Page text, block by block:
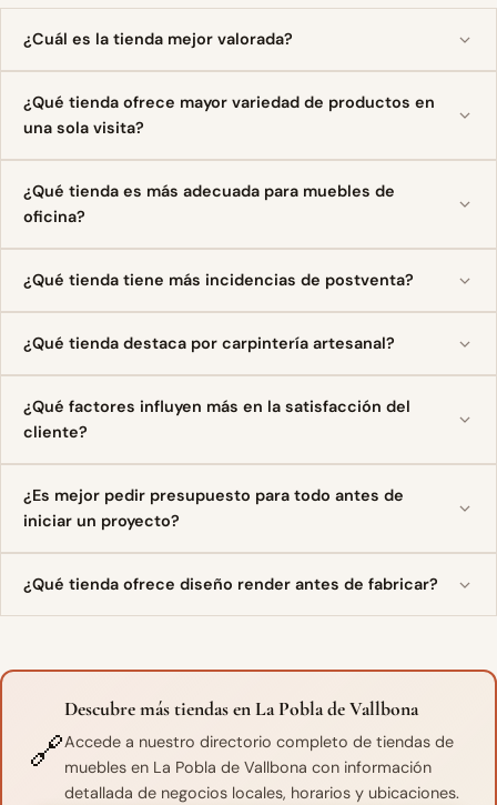
¿Cuál es la tienda mejor valorada?
¿Qué tienda ofrece mayor variedad de productos en
una sola visita?
¿Qué tienda es más adecuada para muebles de
oficina?
¿Qué tienda tiene más incidencias de postventa?
¿Qué tienda destaca por carpintería artesanal?
¿Qué factores influyen más en la satisfacción del
cliente?
¿Es mejor pedir presupuesto para todo antes de
iniciar un proyecto?
¿Qué tienda ofrece diseño render antes de fabricar?
🔗
Descubre más tiendas en La Pobla de Vallbona
Accede a nuestro directorio completo de tiendas de
muebles en La Pobla de Vallbona con información
detallada de negocios locales, horarios y ubicaciones.